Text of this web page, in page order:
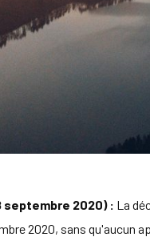
septembre 2020) : La
2020, sans qu'aucun